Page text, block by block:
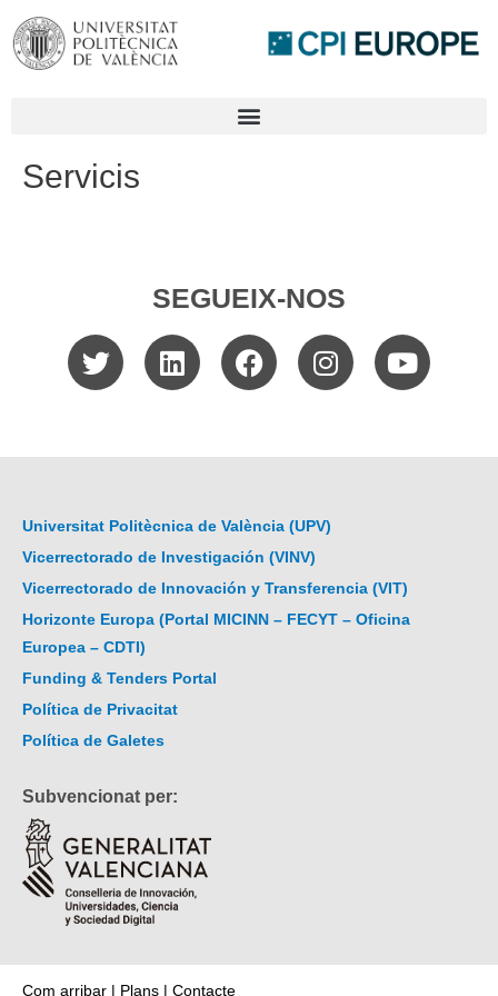
Servicis
SEGUEIX-NOS
Universitat Politècnica de València (UPV)
Vicerrectorado de Investigación (VINV)
Vicerrectorado de Innovación y Transferencia (VIT)
Horizonte Europa (Portal MICINN – FECYT – Oficina
Europea – CDTI)
Funding & Tenders Portal
Política de Privacitat
Política de Galetes
Subvencionat per:
Com arribar | Plans | Contacte